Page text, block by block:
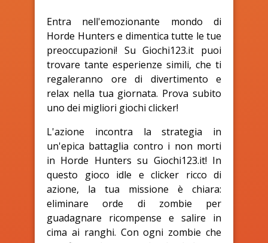
Entra nell'emozionante mondo di
Horde Hunters e dimentica tutte le tue
preoccupazioni! Su Giochi123.it puoi
trovare tante esperienze simili, che ti
regaleranno ore di divertimento e
relax nella tua giornata. Prova subito
uno dei migliori giochi clicker!
L'azione incontra la strategia in
un'epica battaglia contro i non morti
in Horde Hunters su Giochi123.it! In
questo gioco idle e clicker ricco di
azione, la tua missione è chiara:
eliminare orde di zombie per
guadagnare ricompense e salire in
cima ai ranghi. Con ogni zombie che